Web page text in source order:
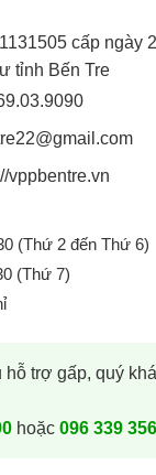
cấp ngày
tỉnh Bến Tre
vppbentre.vn
(Thứ 2 đến Thứ 6)
(Thứ 7)
hỗ trợ gấp, quý
hoặc 096 339